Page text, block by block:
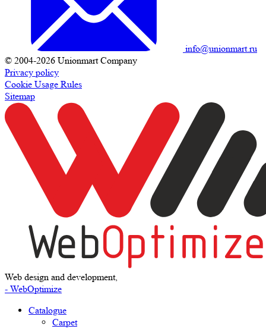
info@unionmart.ru
© 2004-2026 Unionmart Company
Privacy policy
Cookie Usage Rules
Sitemap
Web design and development,
- WebOptimize
Catalogue
Carpet